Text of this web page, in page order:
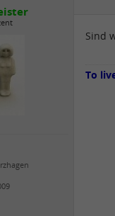
Sind
To